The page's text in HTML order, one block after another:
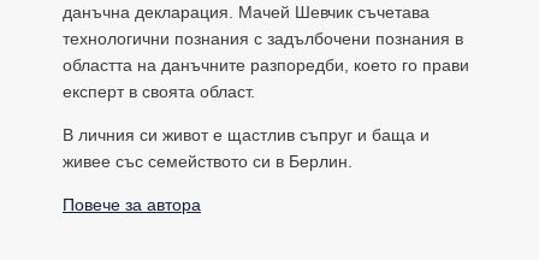
данъчна декларация. Мачей Шевчик съчетава
технологични познания с задълбочени познания в
областта на данъчните разпоредби, което го прави
експерт в своята област.
В личния си живот е щастлив съпруг и баща и
живее със семейството си в Берлин.
Повече за автора